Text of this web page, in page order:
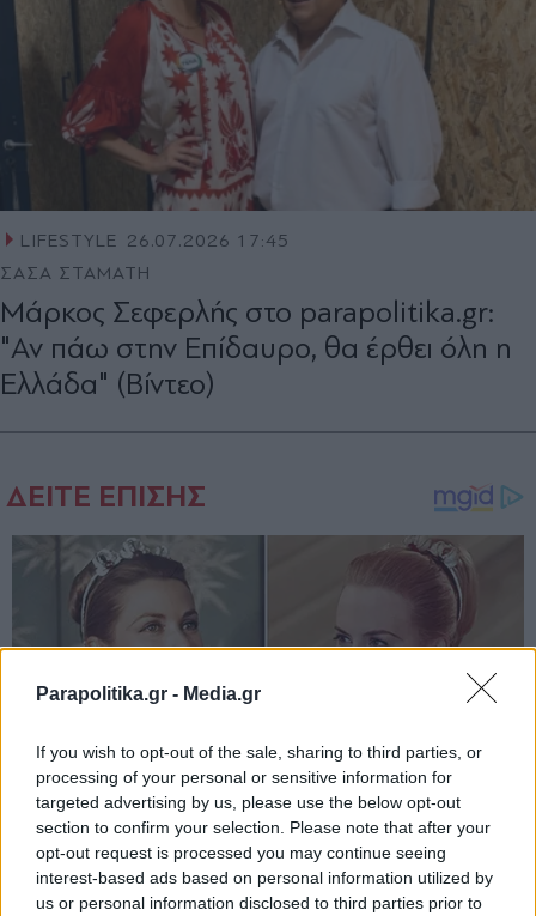
Parapolitika.gr - Media.gr
If you wish to opt-out of the sale, sharing to third parties, or
processing of your personal or sensitive information for
targeted advertising by us, please use the below opt-out
section to confirm your selection. Please note that after your
opt-out request is processed you may continue seeing
interest-based ads based on personal information utilized by
us or personal information disclosed to third parties prior to
LIFESTYLE 26.07.2026 17:45
ΣΑΣΑ ΣΤΑΜΑΤΗ
Μάρκος Σεφερλής στο parapolitika.gr:
"Αν πάω στην Επίδαυρο, θα έρθει όλη η
Ελλάδα" (Βίντεο)